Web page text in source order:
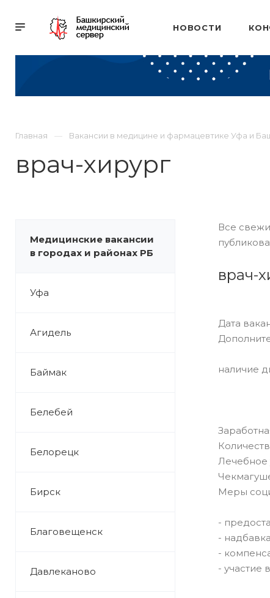
НОВОСТИ
Главная Вакансии в медицине и фармацевтике Уфа и
врач-хирург
Медицинские вакансии
в городах и районах РБ
Уфа
Агидель
Баймак
Белебей
Белорецк
Бирск
Благовещенск
Давлеканово
Все
врач-
Дата
наличие
Лечебное
Меры
-
-
-
- участие